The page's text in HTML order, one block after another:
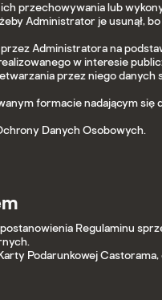
przechowywania lub
Administrator je usunął,
Administratora na
w interesie
przez niego danych
formacie nadającym się
Danych Osobowych.
Regulaminu
Podarunkowej